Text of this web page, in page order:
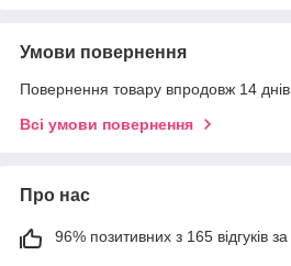
Умови повернення
Повернення товару впродовж 14
Всі умови повернення
Про нас
96% позитивних з 165 відгуків за